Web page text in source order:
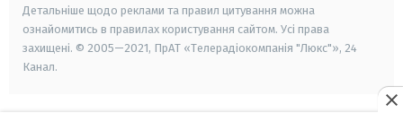
Детальніше щодо реклами та правил цитування можна
ознайомитись в правилах користування сайтом. Усі права
захищені. © 2005—2021, ПрАТ «Телерадіокомпанія "Люкс"», 24
Канал.